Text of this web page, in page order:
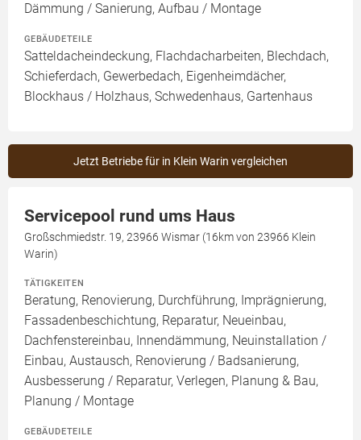
Dämmung / Sanierung, Aufbau / Montage
GEBÄUDETEILE
Satteldacheindeckung, Flachdacharbeiten, Blechdach,
Schieferdach, Gewerbedach, Eigenheimdächer,
Blockhaus / Holzhaus, Schwedenhaus, Gartenhaus
Jetzt Betriebe für in Klein Warin vergleichen
Servicepool rund ums Haus
Großschmiedstr. 19, 23966 Wismar (16km von 23966 Klein
Warin)
TÄTIGKEITEN
Beratung, Renovierung, Durchführung, Imprägnierung,
Fassadenbeschichtung, Reparatur, Neueinbau,
Dachfenstereinbau, Innendämmung, Neuinstallation /
Einbau, Austausch, Renovierung / Badsanierung,
Ausbesserung / Reparatur, Verlegen, Planung & Bau,
Planung / Montage
GEBÄUDETEILE